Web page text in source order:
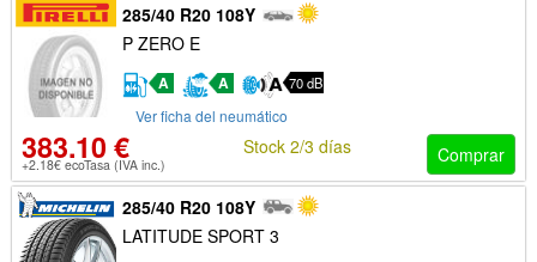
285/40 R20 108Y
P ZERO E
A A 70 dB
Ver ficha del neumático
383.10 €
+2.18€ ecoTasa (IVA inc.) Comprar
Stock 2/3 días
285/40 R20 108Y
LATITUDE SPORT 3